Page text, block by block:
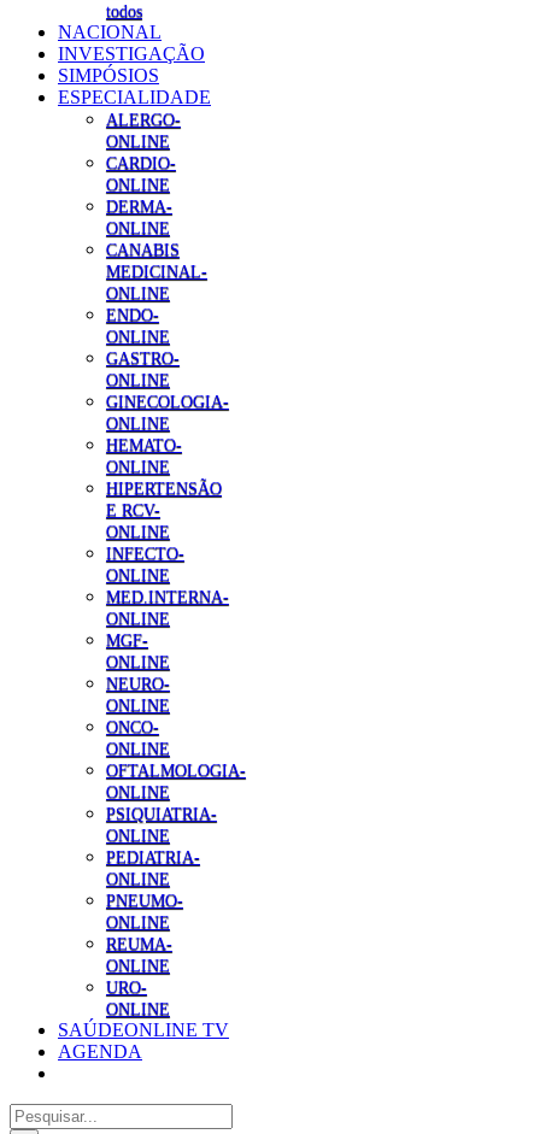
todos
NACIONAL
INVESTIGAÇÃO
SIMPÓSIOS
ESPECIALIDADE
ALERGO-
ONLINE
CARDIO-
ONLINE
DERMA-
ONLINE
CANABIS
MEDICINAL-
ONLINE
ENDO-
ONLINE
GASTRO-
ONLINE
GINECOLOGIA-
ONLINE
HEMATO-
ONLINE
HIPERTENSÃO
E RCV-
ONLINE
INFECTO-
ONLINE
MED.INTERNA-
ONLINE
MGF-
ONLINE
NEURO-
ONLINE
ONCO-
ONLINE
OFTALMOLOGIA-
ONLINE
PSIQUIATRIA-
ONLINE
PEDIATRIA-
ONLINE
PNEUMO-
ONLINE
REUMA-
ONLINE
URO-
ONLINE
SAÚDEONLINE TV
AGENDA
Pesquisar